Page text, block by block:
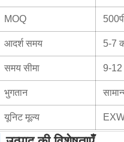
MOQ
आदर्श समय 5-7
समय सीमा 9-12
भुगतान
यूनिट मूल्य